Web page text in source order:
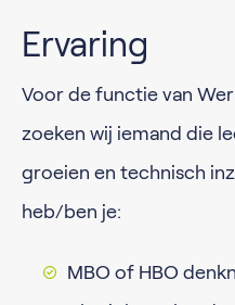
Ervaring
Voor de functie van
zoeken wij iemand die
groeien en technisch
heb/ben je:
MBO of HBO